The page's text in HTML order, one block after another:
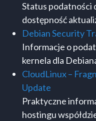
Status podatności
dostępność
Debian Security
Informacje o
kernela dla
CloudLinux –
Update
Praktyczne
hostingu